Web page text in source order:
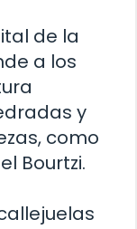
de la
a los
y
como
Bourtzi.